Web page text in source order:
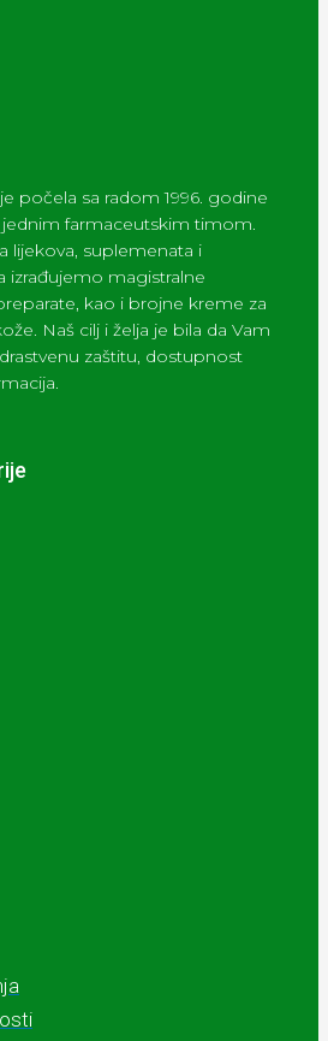
počela sa radom 1996. godine
farmaceutskim timom.
lijekova, suplemenata i
izrađujemo magistralne
kao i brojne kreme za
Naš cilj i želja je bila da Vam
zaštitu, dostupnost